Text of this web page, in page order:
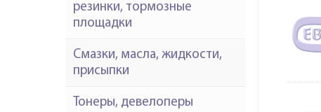
резинки, тормозные
площадки
Смазки, масла, жидкости,
присыпки
Тонеры, девелоперы